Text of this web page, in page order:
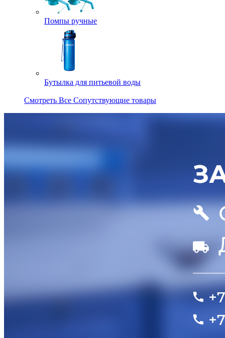
Помпы ручные
Бутылка для питьевой воды
Смотреть Все Сопутствующие товары